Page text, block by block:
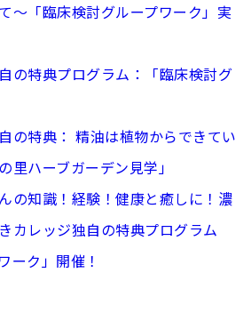
～「臨床検討グループワーク」実
の特典プログラム：「臨床検討グ
の特典： 精油は植物からできてい
里ハーブガーデン見学」
の知識！経験！健康と癒しに！濃
カレッジ独自の特典プログラム
ーク」開催！